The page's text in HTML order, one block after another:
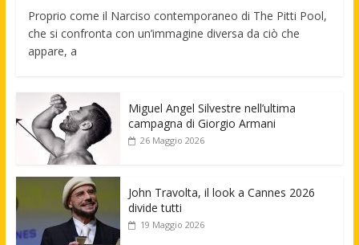
Proprio come il Narciso contemporaneo di The Pitti Pool,
che si confronta con un’immagine diversa da ciò che
appare, a
Miguel Angel Silvestre nell’ultima
campagna di Giorgio Armani
26 Maggio 2026
John Travolta, il look a Cannes 2026
divide tutti
19 Maggio 2026